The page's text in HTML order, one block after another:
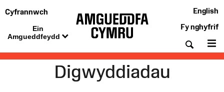
Cyfrannwch
Ein
Amgueddfeydd
English
Fy nghyfrif
Digwyddiadau